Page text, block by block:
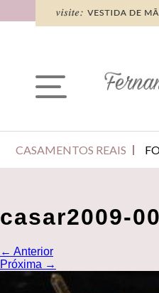
CASAMENTOS REAIS
casar2009-
← Anterior
Próxima →